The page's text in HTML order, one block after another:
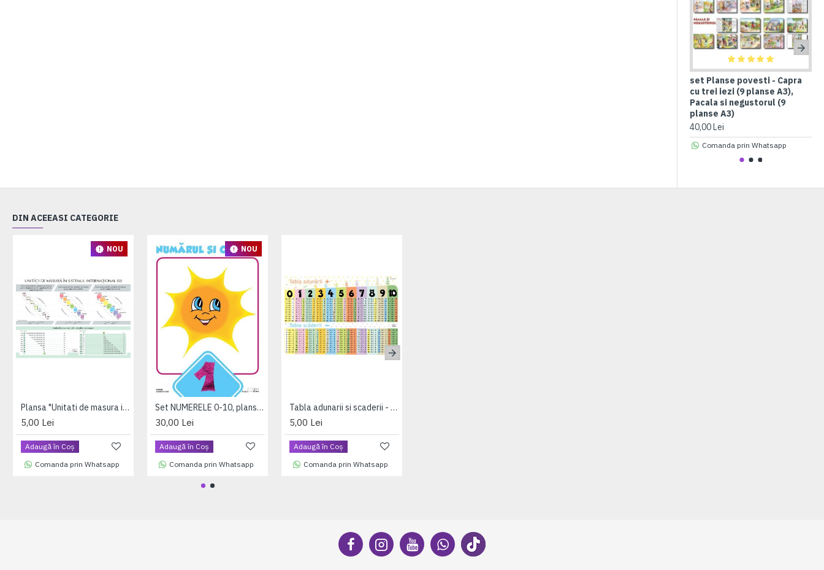
set Planse povesti - Capra
cu trei iezi (9 planse A3),
Pacala si negustorul (9
planse A3)
40,00 Lei
Comanda prin Whatsapp
DIN ACEEASI CATEGORIE
NOU
Plansa "Unitati de masura in sistemul international" A4 (plastifiata cu 2 benzi magnetice pe verso)
5,00 Lei
Adaugă în Coş
Comanda prin Whatsapp
NOU
Set NUMERELE 0-10, planse format A4, plastifiate (+1 folie magnetica dreptunghiulara cadou)
30,00 Lei
Adaugă în Coş
Comanda prin Whatsapp
Tabla adunarii si scaderii - A4 (plastifiata+2 benzi magnetice pe verso)
5,00 Lei
Adaugă în Coş
Comanda prin Whatsapp